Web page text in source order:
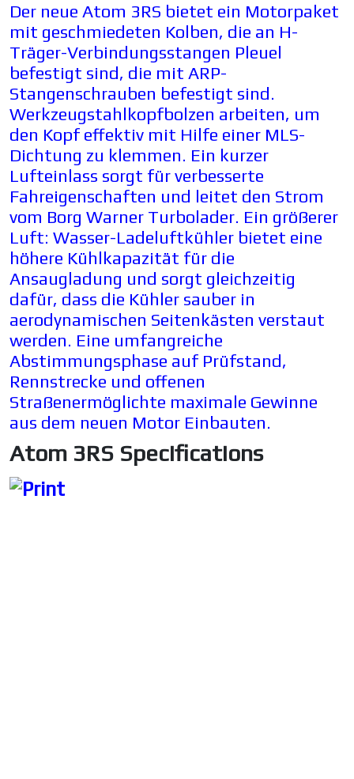
Der neue Atom 3RS bietet ein Motorpaket
mit geschmiedeten Kolben, die an H-
Träger-Verbindungsstangen Pleuel
befestigt sind, die mit ARP-
Stangenschrauben befestigt sind.
Werkzeugstahlkopfbolzen arbeiten, um
den Kopf effektiv mit Hilfe einer MLS-
Dichtung zu klemmen. Ein kurzer
Lufteinlass sorgt für verbesserte
Fahreigenschaften und leitet den Strom
vom Borg Warner Turbolader. Ein größerer
Luft: Wasser-Ladeluftkühler bietet eine
höhere Kühlkapazität für die
Ansaugladung und sorgt gleichzeitig
dafür, dass die Kühler sauber in
aerodynamischen Seitenkästen verstaut
werden. Eine umfangreiche
Abstimmungsphase auf Prüfstand,
Rennstrecke und offenen
Straßenermöglichte maximale Gewinne
aus dem neuen Motor Einbauten.
Atom 3RS Specifications